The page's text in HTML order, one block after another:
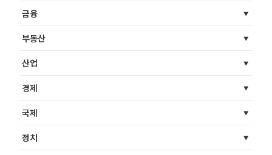
금융
부동산
산업
경제
국제
정치